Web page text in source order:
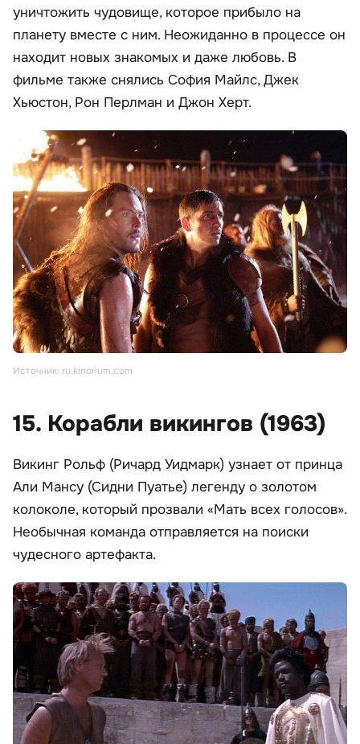
уничтожить чудовище, которое прибыло на
планету вместе с ним. Неожиданно в процессе он
находит новых знакомых и даже любовь. В
фильме также снялись София Майлс, Джек
Хьюстон, Рон Перлман и Джон Херт.
Источник: ru.kinorium.com
15. Корабли викингов (1963)
Викинг Рольф (Ричард Уидмарк) узнает от принца
Али Мансу (Сидни Пуатье) легенду о золотом
колоколе, который прозвали «Мать всех голосов».
Необычная команда отправляется на поиски
чудесного артефакта.